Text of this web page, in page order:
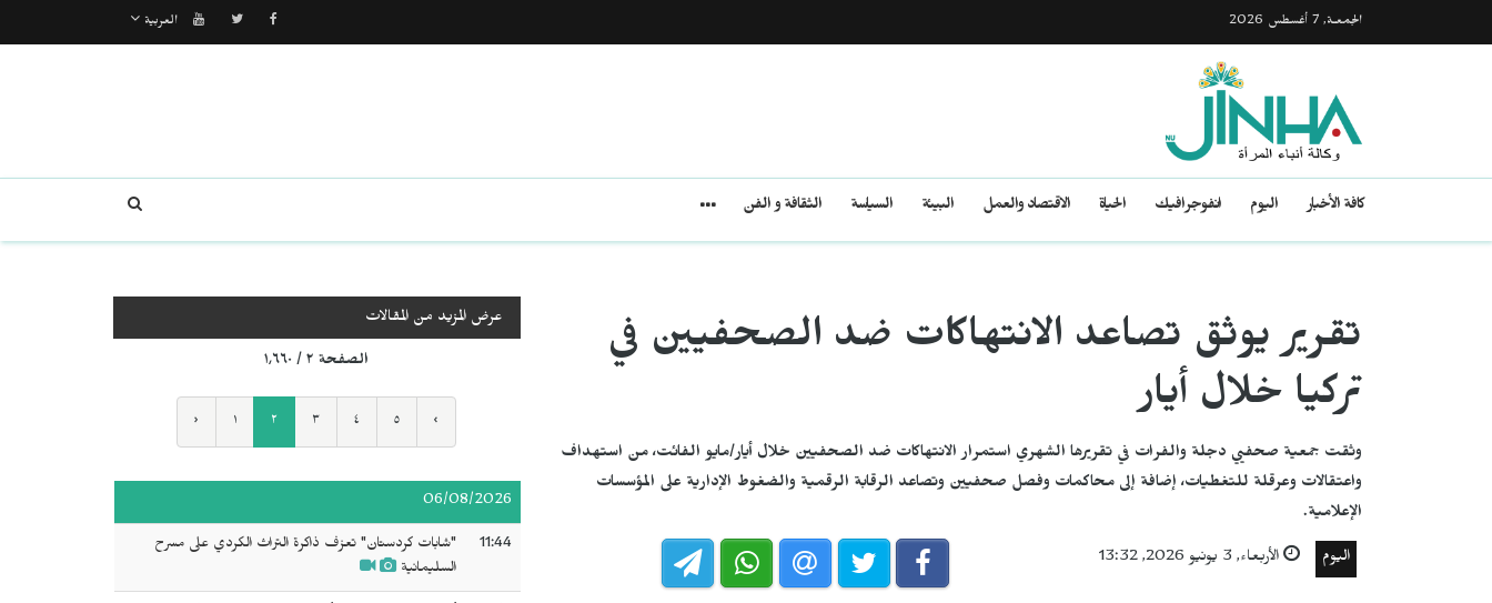
الجمعـة, 7 أغسطس 2026 العربية
كافة الأخبار اليوم انفوجرافيك الحياة الاقتصاد والعمل البيئة السياسة الثقافة و الفن
تقرير يوثق تصاعد الانتهاكات ضد الصحفيين في
تركيا خلال أيار
وثقت جمعية صحفيي دجلة والفرات في تقريرها الشهري استمرار الانتهاكات ضد الصحفيين خلال أيار/مايو الفائت، من استهداف
واعتقالات وعرقلة للتغطيات، إضافة إلى محاكمات وفصل صحفيين وتصاعد الرقابة الرقمية والضغوط الإدارية على المؤسسات
الإعلامية.
اليوم الأربعاء, 3 يونيو 2026, 13:32
عرض المزيد من المقالات
الصفحة ٢ / ١٬٦٦٠
‹ ١ ٢ ٣ ٤ ٥ ›
06/08/2026
11:44
"شابات كردستان" تعزف ذاكرة التراث الكردي على مسرح
السليمانية